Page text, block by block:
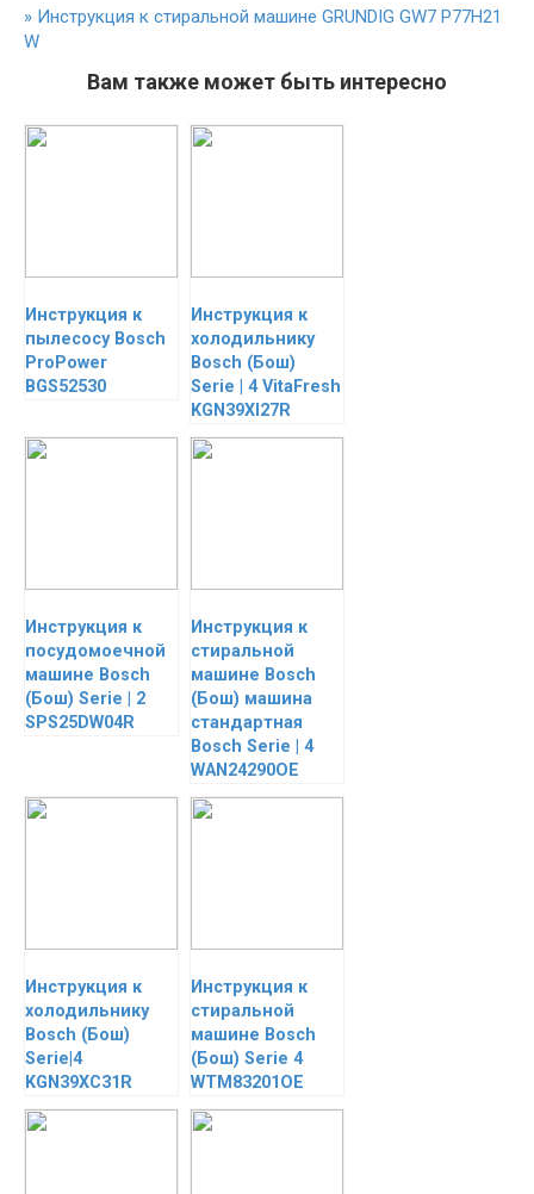
» Инструкция к стиральной машине GRUNDIG GW7 P77H21
W
Вам также может быть интересно
Инструкция к
пылесосу Bosch
ProPower
BGS52530
Инструкция к
холодильнику
Bosch (Бош)
Serie | 4 VitaFresh
KGN39XI27R
Инструкция к
посудомоечной
машине Bosch
(Бош) Serie | 2
SPS25DW04R
Инструкция к
стиральной
машине Bosch
(Бош) машина
стандартная
Bosch Serie | 4
WAN24290OE
Инструкция к
холодильнику
Bosch (Бош)
Serie|4
KGN39XC31R
Инструкция к
стиральной
машине Bosch
(Бош) Serie 4
WTM83201OE